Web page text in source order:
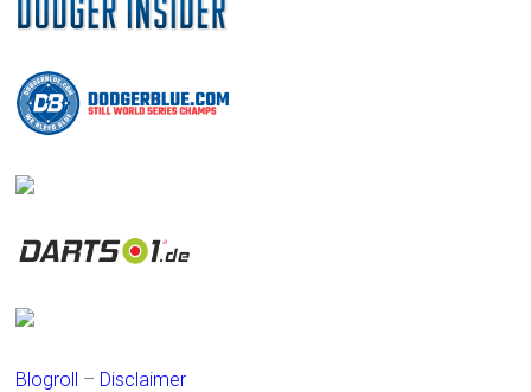
Blogroll – Disclaimer